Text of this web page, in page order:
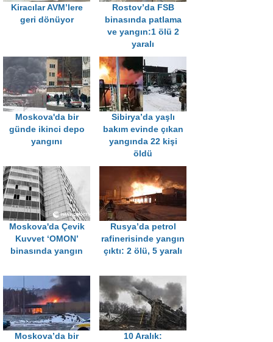
Kiracılar AVM’lere
geri dönüyor
Rostov’da FSB
binasında patlama
ve yangın:1 ölü 2
yaralı
Moskova'da bir
günde ikinci depo
yangını
Sibirya’da yaşlı
bakım evinde çıkan
yangında 22 kişi
öldü
Moskova'da Çevik
Kuvvet ‘OMON’
binasında yangın
Rusya’da petrol
rafinerisinde yangın
çıktı: 2 ölü, 5 yaralı
Moskova’da bir 10 Aralık: